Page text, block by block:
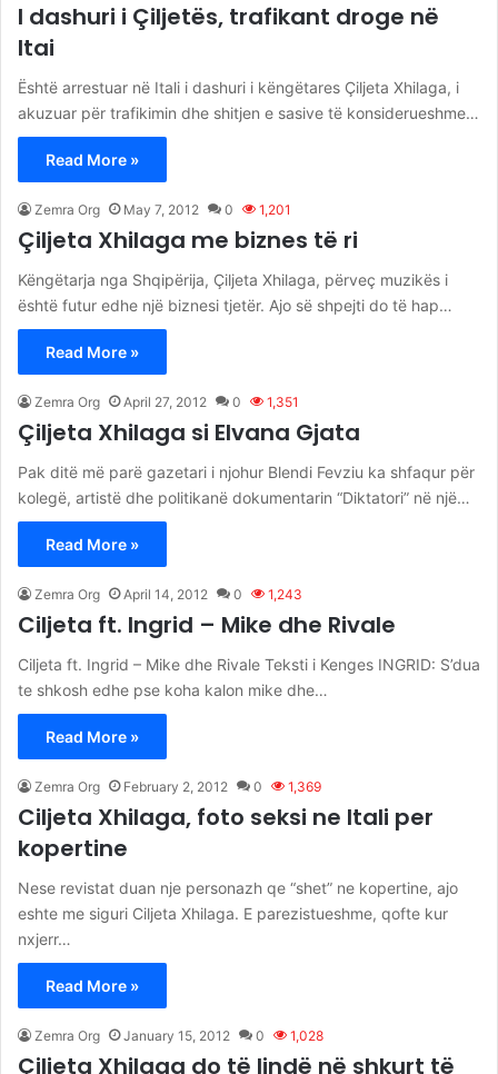
I dashuri i Çiljetës, trafikant droge në
Itai
Është arrestuar në Itali i dashuri i këngëtares Çiljeta Xhilaga, i
akuzuar për trafikimin dhe shitjen e sasive të konsiderueshme…
Read More »
Zemra Org May 7, 2012 0 1,201
Çiljeta Xhilaga me biznes të ri
Këngëtarja nga Shqipërija, Çiljeta Xhilaga, përveç muzikës i
është futur edhe një biznesi tjetër. Ajo së shpejti do të hap…
Read More »
Zemra Org April 27, 2012 0 1,351
Çiljeta Xhilaga si Elvana Gjata
Pak ditë më parë gazetari i njohur Blendi Fevziu ka shfaqur për
kolegë, artistë dhe politikanë dokumentarin “Diktatori” në një…
Read More »
Zemra Org April 14, 2012 0 1,243
Ciljeta ft. Ingrid – Mike dhe Rivale
Ciljeta ft. Ingrid – Mike dhe Rivale Teksti i Kenges INGRID: S’dua
te shkosh edhe pse koha kalon mike dhe…
Read More »
Zemra Org February 2, 2012 0 1,369
Ciljeta Xhilaga, foto seksi ne Itali per
kopertine
Nese revistat duan nje personazh qe “shet” ne kopertine, ajo
eshte me siguri Ciljeta Xhilaga. E parezistueshme, qofte kur
nxjerr…
Read More »
Zemra Org January 15, 2012 0 1,028
Çiljeta Xhilaga do të lindë në shkurt të